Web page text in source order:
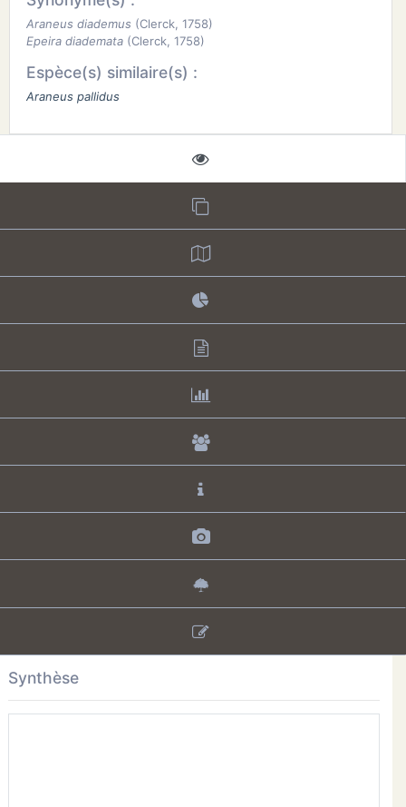
Araneus diademus (Clerck, 1758)
Epeira diademata(Clerck, 1758)
Espèce(s) similaire(s) :
Araneus pallidus
Synthèse